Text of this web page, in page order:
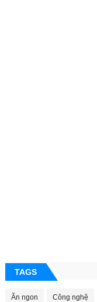
TAGS
Ăn ngon Công nghệ